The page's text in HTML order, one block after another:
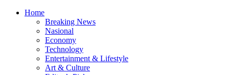
Home
Breaking News
Nasional
Economy
Technology
Entertainment & Lifestyle
Art & Culture